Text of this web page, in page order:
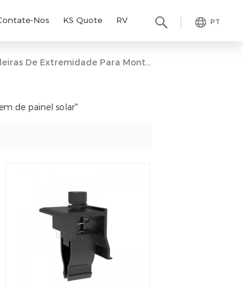
PT
Nos KS Quote RV
Braçadeiras De Extremidade Para Montagem De Painel Solar
de painel solar"